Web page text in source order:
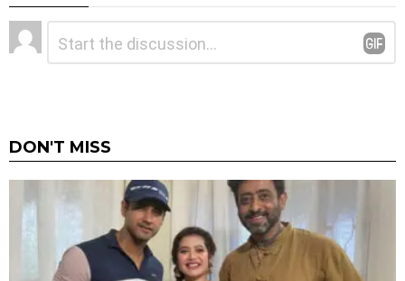
Leave
a
Comment
DON'T MISS